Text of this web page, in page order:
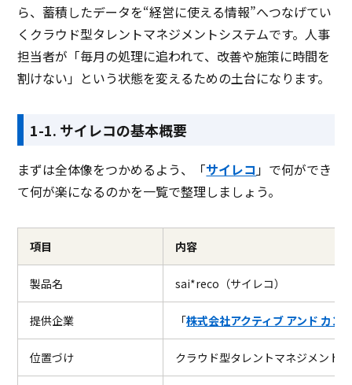
ら、蓄積したデータを“経営に使える情報”へつなげてい
くクラウド型タレントマネジメントシステムです。人事
担当者が「毎月の処理に追われて、改善や施策に時間を
割けない」という状態を変えるための土台になります。
1-1. サイレコの基本概要
まずは全体像をつかめるよう、「サイレコ」で何ができ
て何が楽になるのかを一覧で整理しましょう。
項目 内容
製品名 sai*reco（サイレコ）
提供企業 「株式会社アクティブ アンド カン
位置づけ クラウド型タレントマネジメント